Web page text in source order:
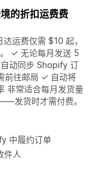
的折扣运费费
运费仅需 $10 起，
✓ 无论每月发送 5
动同步 Shopify 订
前往邮局 ✓ 自动将
非常适合每月发货量
发货时才需付费。
中履约订单
件人